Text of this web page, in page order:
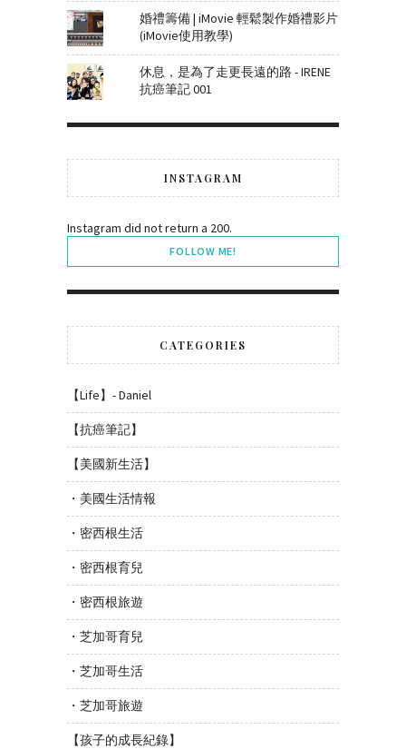
婚禮籌備 | iMovie 輕鬆製作婚禮影片
(iMovie使用教學)
休息，是為了走更長遠的路 - IRENE
抗癌筆記 001
INSTAGRAM
Instagram did not return a 200.
FOLLOW ME!
CATEGORIES
【Life】- Daniel
【抗癌筆記】
【美國新生活】
・美國生活情報
・密西根生活
・密西根育兒
・密西根旅遊
・芝加哥育兒
・芝加哥生活
・芝加哥旅遊
【孩子的成長紀錄】